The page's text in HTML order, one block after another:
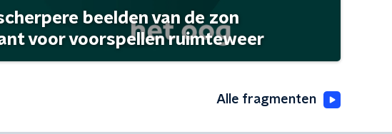
beelden van de zon
voor voorspellen ruimteweer
Alle fragmenten